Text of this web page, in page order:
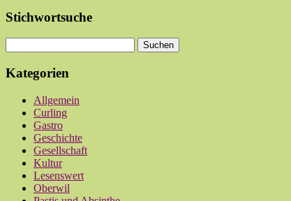
Stichwortsuche
Kategorien
Allgemein
Curling
Gastro
Geschichte
Gesellschaft
Kultur
Lesenswert
Oberwil